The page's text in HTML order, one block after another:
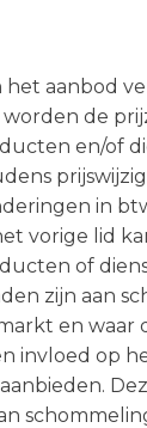
het aanbod
de
en/of
in
vorige lid
of
zijn aan
en waar
invloed op